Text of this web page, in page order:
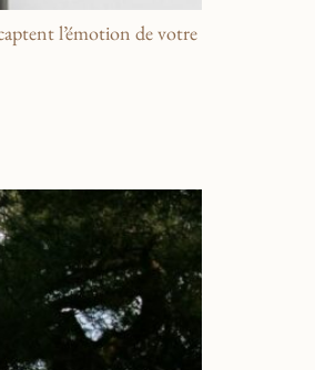
l’émotion de votre